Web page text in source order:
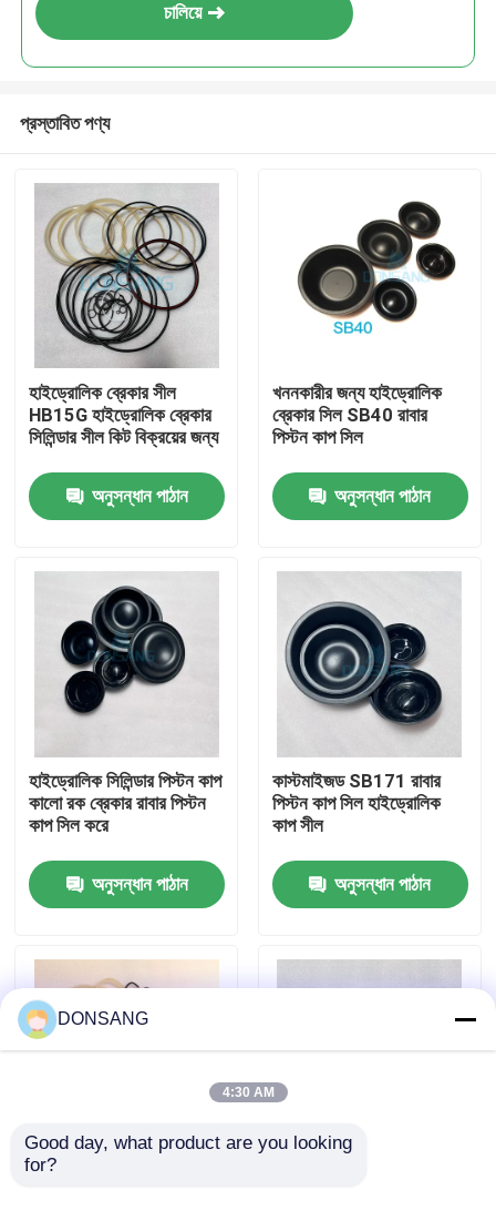
পণ্য
আমাদের সম্পর্কে
কারখানা ভ্রমণ
যোগাযোগ করুন
হাইড্রোলিক রক ব্রেকার
চালিয়ে
প্রস্তাবিত পণ্য
হাইড্রোলিক ব্রেকার সীল
HB15G হাইড্রোলিক ব্রেকার
সিলিন্ডার সীল কিট বিক্রয়ের জন্য
অনুসন্ধান পাঠান
খননকারীর জন্য হাইড্রোলিক
ব্রেকার সিল SB40 রাবার
পিস্টন কাপ সিল
অনুসন্ধান পাঠান
হাইড্রোলিক সিলিন্ডার পিস্টন কাপ
কালো রক ব্রেকার রাবার পিস্টন
কাপ সিল করে
অনুসন্ধান পাঠান
কাস্টমাইজড SB171 রাবার
পিস্টন কাপ সিল হাইড্রোলিক
কাপ সীল
অনুসন্ধান পাঠান
SB171 SOOSAN
DONSANG
4:30 AM
Good day, what product are you looking
for?